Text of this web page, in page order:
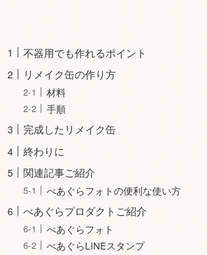
不器用でも作れるポイント
リメイク缶の作り方
材料
手順
完成したリメイク缶
終わりに
関連記事ご紹介
べあぐらフォトの便利な使い方
べあぐらプロダクトご紹介
べあぐらフォト
べあぐらLINEスタンプ